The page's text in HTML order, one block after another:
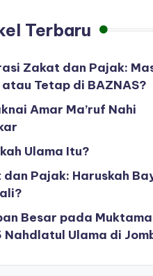
Terbaru
Zakat dan Pajak:
atau Tetap di BAZNAS?
Amar Ma’ruf Nahi
Ulama Itu?
Pajak: Haruskah
Besar pada
Nahdlatul Ulama di